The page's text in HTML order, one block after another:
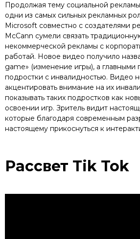
Продолжая тему социальной
одни из самых сильных рекламных
Microsoft совместно с создателями
McCann сумели связать
некоммерческой рекламы с
работай. Новое видео получило
game» (изменение игры), а главными
подростки с инвалидностью. Видео
акцентировать внимание на их
показывать таких подростков как
освоении игр. Зритель видит
которые благодаря современным
настоящему прикоснуться к
Рассвет Tik Tok